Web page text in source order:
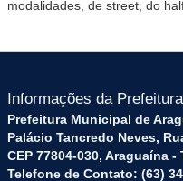
modalidades, de street, do
Informações da Prefeitura
Prefeitura Municipal de
Palácio Tancredo Neves,
CEP 77804-030, Araguaína -
Telefone de Contato: (63)